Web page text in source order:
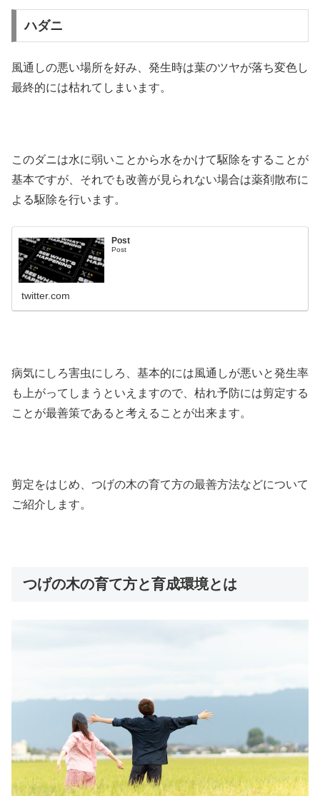
ハダニ
風通しの悪い場所を好み、発生時は葉のツヤが落ち変色し
最終的には枯れてしまいます。
このダニは水に弱いことから水をかけて駆除をすることが
基本ですが、それでも改善が見られない場合は薬剤散布に
よる駆除を行います。
Post
Post
twitter.com
病気にしろ害虫にしろ、基本的には風通しが悪いと発生率
も上がってしまうといえますので、枯れ予防には剪定する
ことが最善策であると考えることが出来ます。
剪定をはじめ、つげの木の育て方の最善方法などについて
ご紹介します。
つげの木の育て方と育成環境とは